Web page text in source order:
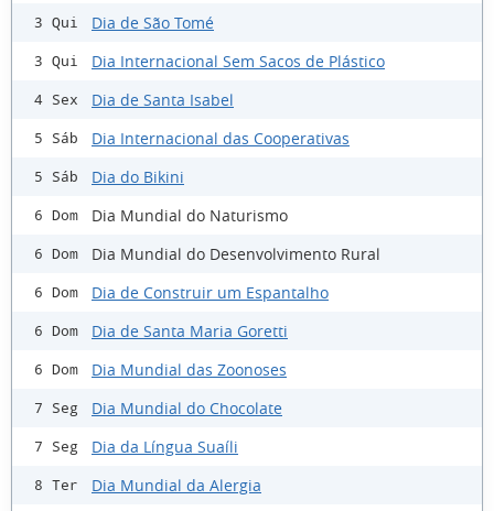
3 Qui Dia de São Tomé
3 Qui Dia Internacional Sem Sacos de Plástico
4 Sex Dia de Santa Isabel
5 Sáb Dia Internacional das Cooperativas
5 Sáb Dia do Bikini
6 Dom Dia Mundial do Naturismo
6 Dom Dia Mundial do Desenvolvimento Rural
6 Dom Dia de Construir um Espantalho
6 Dom Dia de Santa Maria Goretti
6 Dom Dia Mundial das Zoonoses
7 Seg Dia Mundial do Chocolate
7 Seg Dia da Língua Suaíli
8 Ter Dia Mundial da Alergia